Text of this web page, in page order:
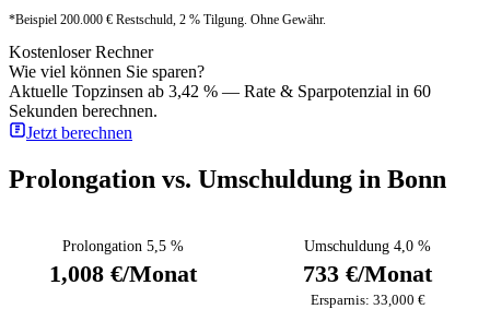
*Beispiel 200.000 € Restschuld, 2 % Tilgung. Ohne Gewähr.
Kostenloser Rechner
Wie viel können Sie sparen?
Aktuelle Topzinsen ab 3,42 % — Rate & Sparpotenzial in 60
Sekunden berechnen.
Jetzt berechnen
Prolongation vs. Umschuldung in Bonn
Prolongation 5,5 %
1,008 €/Monat
Umschuldung 4,0 %
733 €/Monat
Ersparnis: 33,000 €